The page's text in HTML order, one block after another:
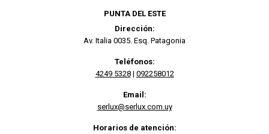
PUNTA DEL ESTE
Dirección:
Av. Italia 0035. Esq. Patagonia
Teléfonos:
4249 5328| 092258012
Email:
serlux@serlux.com.uy
Horarios de atención: